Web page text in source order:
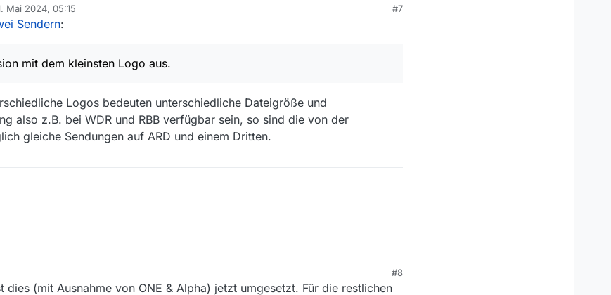
Mai 2024, 05:15
von
#7
Sendern:
mit dem kleinsten Logo aus.
Logos bedeuten unterschiedliche Dateigröße und
also z.B. bei WDR und RBB verfügbar sein, so sind die von der
gleiche Sendungen auf ARD und einem Dritten.
#8
dies (mit Ausnahme von ONE & Alpha) jetzt umgesetzt. Für die restlichen